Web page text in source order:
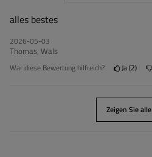
alles bestes
2026-05-03
Thomas, Wals
War diese Bewertung hilfreich? Ja 2
Zeigen Sie alle